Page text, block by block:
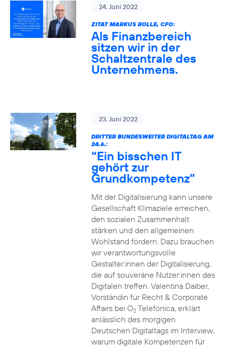
24. Juni 2022
ZITAT MARKUS ROLLE, CFO:
Als Finanzbereich
sitzen wir in der
Schaltzentrale des
Unternehmens.
23. Juni 2022
DRITTER BUNDESWEITER DIGITALTAG AM
24.6.:
“Ein bisschen IT
gehört zur
Grundkompetenz”
Mit der Digitalisierung kann unsere
Gesellschaft Klimaziele erreichen,
den sozialen Zusammenhalt
stärken und den allgemeinen
Wohlstand fördern. Dazu brauchen
wir verantwortungsvolle
Gestalter:innen der Digitalisierung,
die auf souveräne Nutzer:innen des
Digitalen treffen. Valentina Daiber,
Vorständin für Recht & Corporate
Affairs bei O2Telefónica, erklärt
anlässlich des morgigen
Deutschen Digitaltags im Interview,
warum digitale Kompetenzen für